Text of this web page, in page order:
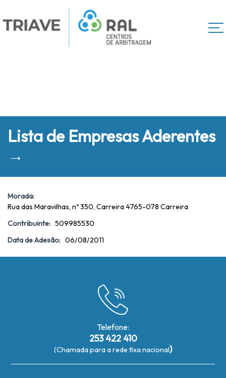
Lista de Empresas Aderentes
→
Morada:
Rua das Maravilhas, nº 350, Carreira 4765-078 Carreira
Contribuinte: 509985530
Data de Adesão: 06/08/2011
Telefone:
253 422 410
(Chamada para a rede fixa nacional)